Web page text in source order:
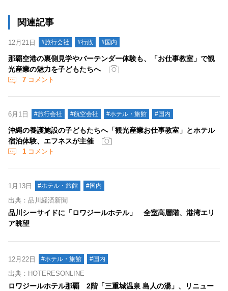
関連記事
12月21日 #旅行会社 #行政 #国内
那覇空港の裏側見学やバーテンダー体験も、「お仕事教室」で観
光産業の魅力を子どもたちへ
7 コメント
6月1日 #旅行会社 #航空会社 #ホテル・旅館 #国内
沖縄の養護施設の子どもたちへ「観光産業お仕事教室」とホテル
宿泊体験、エフネスが主催
1 コメント
1月13日 #ホテル・旅館 #国内
出典：品川経済新聞
品川シーサイドに「ロワジールホテル」 全室高層階、港湾エリ
ア眺望
12月22日 #ホテル・旅館 #国内
出典：HOTERESONLINE
ロワジールホテル那覇 2階「三重城温泉 島人の湯」、リニュー